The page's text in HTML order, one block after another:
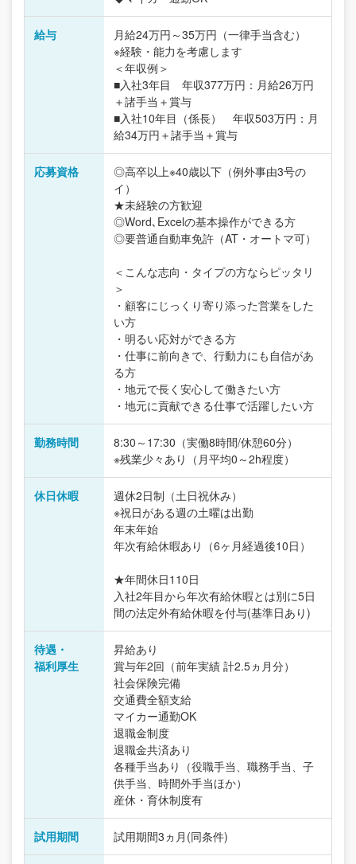
給与
月給24万円～35万円（一律手当含む）
※経験・能力を考慮します
＜年収例＞
■入社3年目 年収377万円：月給26万円
＋諸手当＋賞与
■入社10年目（係長） 年収503万円：月
給34万円＋諸手当＋賞与
応募資格
◎高卒以上※40歳以下（例外事由3号の
イ）
★未経験の方歓迎
◎Word､Excelの基本操作ができる方
◎要普通自動車免許（AT・オートマ可）
＜こんな志向・タイプの方ならピッタリ
＞
・顧客にじっくり寄り添った営業をした
い方
・明るい応対ができる方
・仕事に前向きで、行動力にも自信があ
る方
・地元で長く安心して働きたい方
・地元に貢献できる仕事で活躍したい方
勤務時間
8:30～17:30（実働8時間/休憩60分）
※残業少々あり（月平均0～2h程度）
休日休暇
週休2日制（土日祝休み）
※祝日がある週の土曜は出勤
年末年始
年次有給休暇あり（6ヶ月経過後10日）
★年間休日110日
入社2年目から年次有給休暇とは別に5日
間の法定外有給休暇を付与(基準日あり)
待遇・
福利厚生
昇給あり
賞与年2回（前年実績 計2.5ヵ月分）
社会保険完備
交通費全額支給
マイカー通勤OK
退職金制度
退職金共済あり
各種手当あり（役職手当、職務手当、子
供手当、時間外手当ほか）
産休・育休制度有
試用期間 試用期間3ヵ月(同条件)